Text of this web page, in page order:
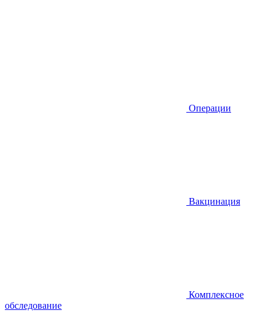
Операции
Вакцинация
Комплексное
обследование